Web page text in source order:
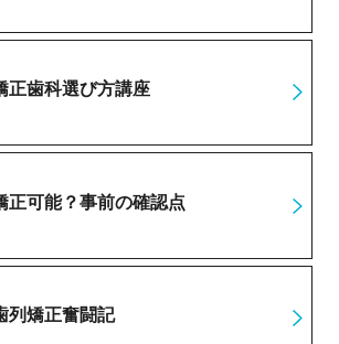
正歯科選び方講座
正可能？事前の確認点
列矯正奮闘記